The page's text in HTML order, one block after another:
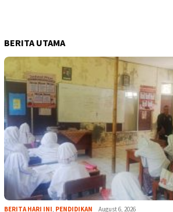
BERITA UTAMA
BERITA HARI INI, PENDIDIKAN August 6, 2026